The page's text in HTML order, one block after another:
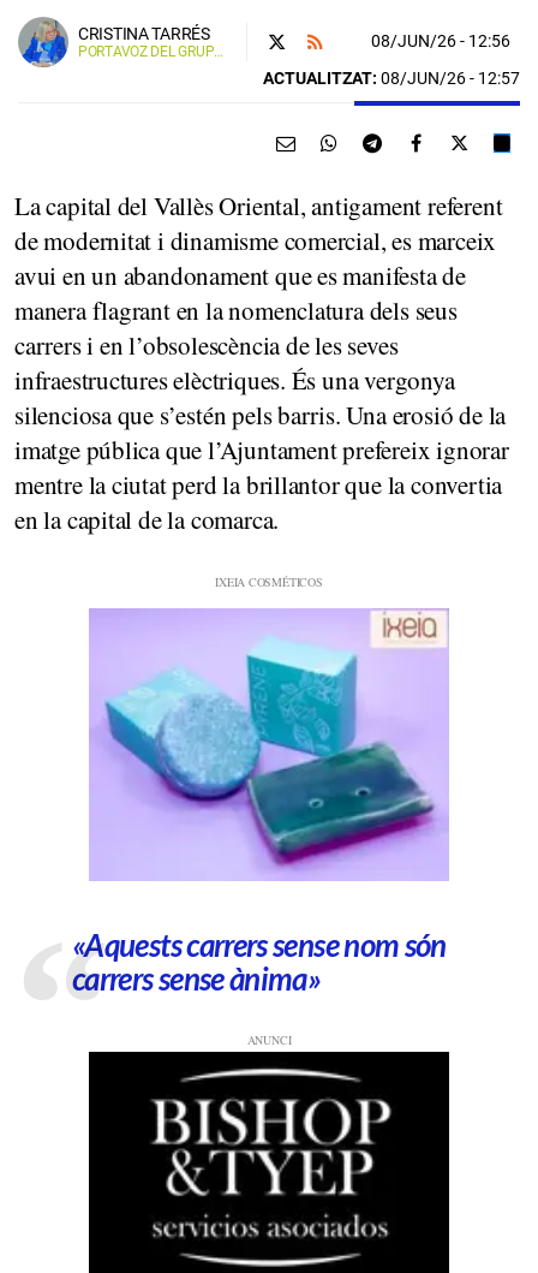
CRISTINA TARRÉS
PORTAVOZ DEL GRUPO MUNICIPAL VOX GRANOLLERS
08/JUN/26- 12:56
ACTUALITZAT: 08/JUN/26 - 12:57
La capital del Vallès Oriental, antigament referent
de modernitat i dinamisme comercial, es marceix
avui en un abandonament que es manifesta de
manera flagrant en la nomenclatura dels seus
carrers i en l’obsolescència de les seves
infraestructures elèctriques. És una vergonya
silenciosa que s’estén pels barris. Una erosió de la
imatge pública que l’Ajuntament prefereix ignorar
mentre la ciutat perd la brillantor que la convertia
en la capital de la comarca.
«Aquests carrers sense nom són
carrers sense ànima»